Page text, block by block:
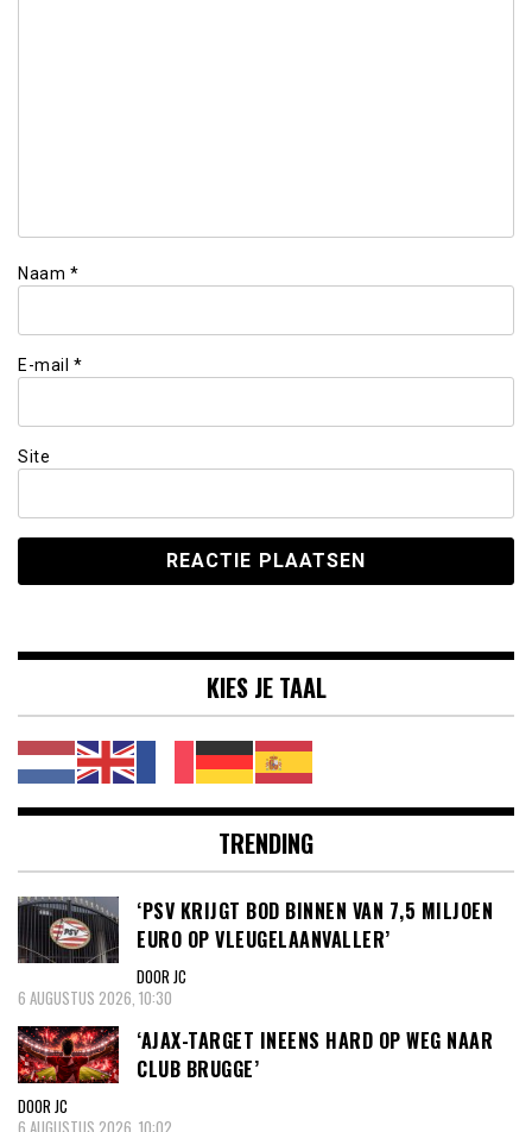
Naam *
E-mail *
Site
KIES JE TAAL
TRENDING
‘PSV KRIJGT BOD BINNEN VAN 7,5 MILJOEN
EURO OP VLEUGELAANVALLER’
DOOR JC
6 AUGUSTUS 2026, 10:30
‘AJAX-TARGET INEENS HARD OP WEG NAAR
CLUB BRUGGE’
DOOR JC
6 AUGUSTUS 2026, 10:02